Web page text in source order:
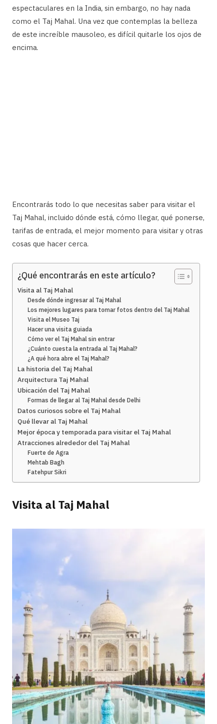
espectaculares en la India, sin embargo, no hay nada
como el Taj Mahal. Una vez que contemplas la belleza
de este increíble mausoleo, es difícil quitarle los ojos de
encima.
Encontrarás todo lo que necesitas saber para visitar el
Taj Mahal, incluido dónde está, cómo llegar, qué ponerse,
tarifas de entrada, el mejor momento para visitar y otras
cosas que hacer cerca.
¿Qué encontrarás en este artículo?
Visita al Taj Mahal
Desde dónde ingresar al Taj Mahal
Los mejores lugares para tomar fotos dentro del Taj Mahal
Visita el Museo Taj
Hacer una visita guiada
Cómo ver el Taj Mahal sin entrar
¿Cuánto cuesta la entrada al Taj Mahal?
¿A qué hora abre el Taj Mahal?
La historia del Taj Mahal
Arquitectura Taj Mahal
Ubicación del Taj Mahal
Formas de llegar al Taj Mahal desde Delhi
Datos curiosos sobre el Taj Mahal
Qué llevar al Taj Mahal
Mejor época y temporada para visitar el Taj Mahal
Atracciones alrededor del Taj Mahal
Fuerte de Agra
Mehtab Bagh
Fatehpur Sikri
Visita al Taj Mahal